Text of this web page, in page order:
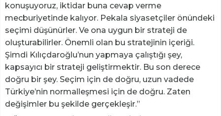
konuşuyoruz, iktidar buna cevap verme
mecburiyetinde kalıyor. Pekala siyasetçiler önündeki
seçimi düşünürler. Ve ona uygun bir strateji de
oluşturabilirler. Önemli olan bu stratejinin içeriği.
Şimdi Kılıçdaroğlu’nun yapmaya çalıştığı şey,
kapsayıcı bir strateji geliştirmektir. Bu son derece
doğru bir şey. Seçim için de doğru, uzun vadede
Türkiye’nin normalleşmesi için de doğru. Zaten
değişimler bu şekilde gerçekleşir.”